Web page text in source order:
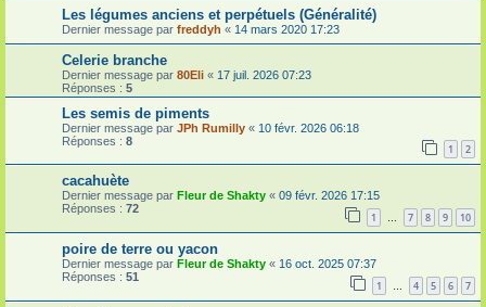
Les légumes anciens et perpétuels (Généralité)
Dernier message par freddyh « 14 mars 2020 17:23
Celerie branche
Dernier message par 80Eli « 17 juil. 2026 07:23
Réponses : 5
Les semis de piments
Dernier message par JPh Rumilly « 10 févr. 2026 06:18
Réponses : 8
1 2
cacahuète
Dernier message par Fleur de Shakty « 09 févr. 2026 17:15
Réponses : 72
1 … 7 8 9 10
poire de terre ou yacon
Dernier message par Fleur de Shakty « 16 oct. 2025 07:37
Réponses : 51
1 … 4 5 6 7